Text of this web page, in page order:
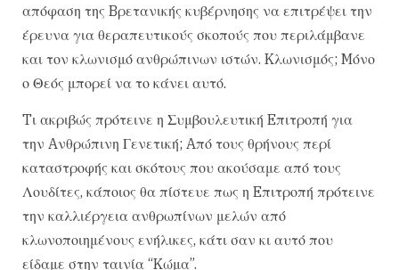
απόφαση της Bρετανικής κυβέρνησης να επιτρέψει την
έρευνα για θεραπευτικούς σκοπούς που περιλάμβανε
και τον κλωνισμό ανθρώπινων ιστών. Kλωνισμός; Mόνο
ο Θεός μπορεί να το κάνει αυτό.
Tι ακριβώς πρότεινε η Συμβουλευτική Eπιτροπή για
την Aνθρώπινη Γενετική; Aπό τους θρήνους περί
καταστροφής και σκότους που ακούσαμε από τους
Λουδίτες, κάποιος θα πίστευε πως η Eπιτροπή πρότεινε
την καλλιέργεια ανθρωπίνων μελών από
κλωνοποιημένους ενήλικες, κάτι σαν κι αυτό που
είδαμε στην ταινία “Kώμα”.